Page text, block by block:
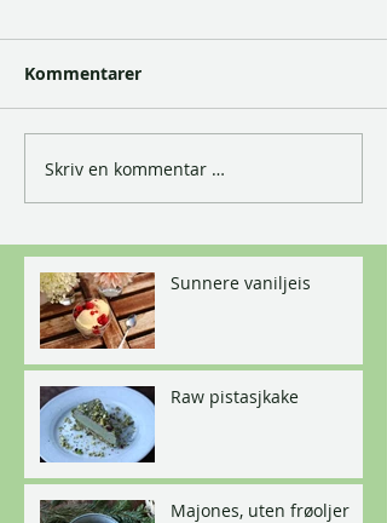
Kommentarer
Skriv en kommentar …
Sunnere vaniljeis
Raw pistasjkake
Majones, uten frøoljer